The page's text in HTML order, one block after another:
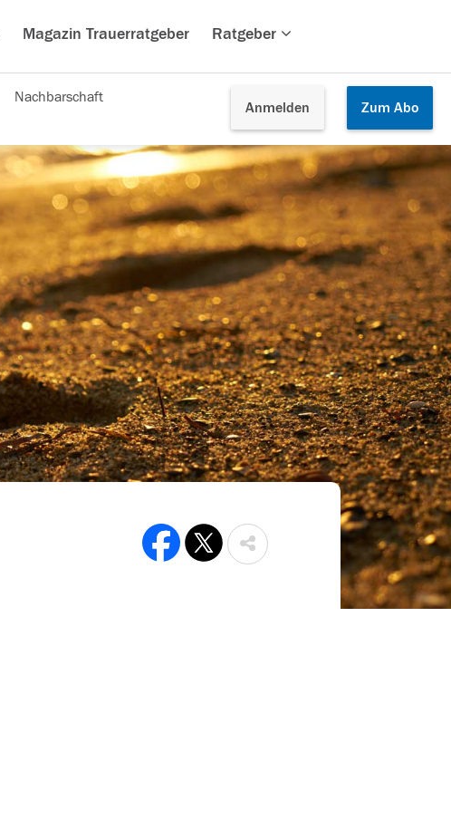
Magazin Trauerratgeber Ratgeber
Anmelden Zum Abo
Nachbarschaft